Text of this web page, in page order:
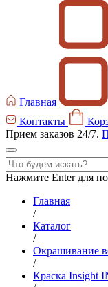
Главная
Контакты
Прием заказов 24/7.
Нажмите Enter для
Главная
/
Каталог
/
Окрашивание
/
Краска Insight